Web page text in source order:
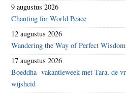
9 augustus 2026
Chanting for World Peace
12 augustus 2026
Wandering the Way of Perfect Wisdom
17 augustus 2026
Boeddha- vakantieweek met Tara, de
wijsheid